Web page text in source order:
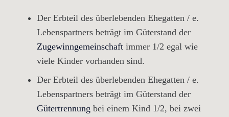
Der Erbteil des überlebenden Ehegatten / e.
Lebenspartners beträgt im Güterstand der
Zugewinngemeinschaft immer 1/2 egal wie
viele Kinder vorhanden sind.
Der Erbteil des überlebenden Ehegatten / e.
Lebenspartners beträgt im Güterstand der
Gütertrennung bei einem Kind 1/2, bei zwei